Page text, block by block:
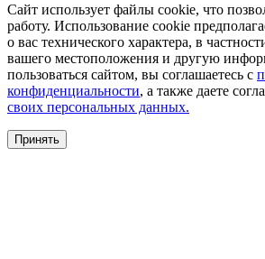
Сайт использует файлы cookie, что
работу. Использование cookie
о вас технического характера, в
вашего местоположения и другую
пользоваться сайтом, вы соглашаетесь с
конфиденциальности, а также даете
своих персональных данных.
Принять